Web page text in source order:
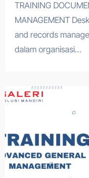
TRAINING DOCUMENT CONTROL AND RECORDS
MANAGEMENT
and records
dalam organisasi…